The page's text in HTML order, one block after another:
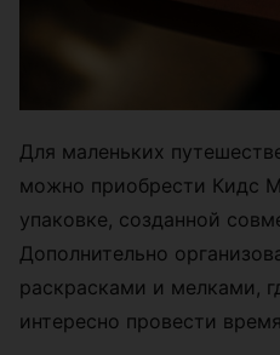
Для маленьких
можно приобрести Кидс
упаковке, созданной
Дополнительно
раскрасками и мелками,
интересно провести